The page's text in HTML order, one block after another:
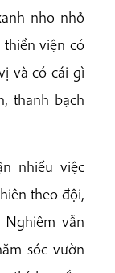
nho nhỏ
viện có
và có cái gì
thanh bạch
nhiều việc
theo đội,
vẫn
sóc vườn